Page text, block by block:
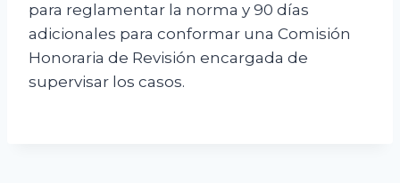
para reglamentar la norma y 90 días
adicionales para conformar una Comisión
Honoraria de Revisión encargada de
supervisar los casos.